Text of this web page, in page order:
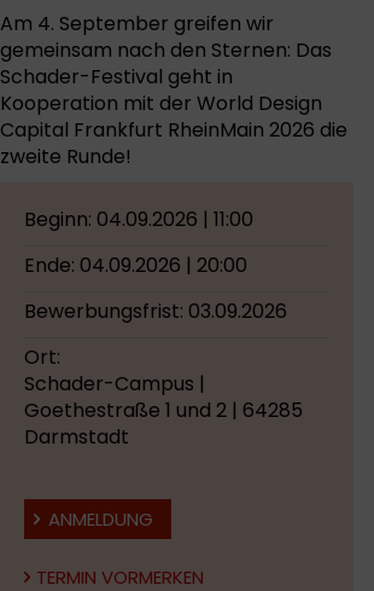
Am 4. September greifen wir
gemeinsam nach den Sternen: Das
Schader-Festival geht in
Kooperation mit der World Design
Capital Frankfurt RheinMain 2026 die
zweite Runde!
Beginn: 04.09.2026 | 11:00
Ende: 04.09.2026 | 20:00
Bewerbungsfrist: 03.09.2026
Ort:
Schader-Campus |
Goethestraße 1 und 2 | 64285
Darmstadt
ANMELDUNG
TERMIN VORMERKEN